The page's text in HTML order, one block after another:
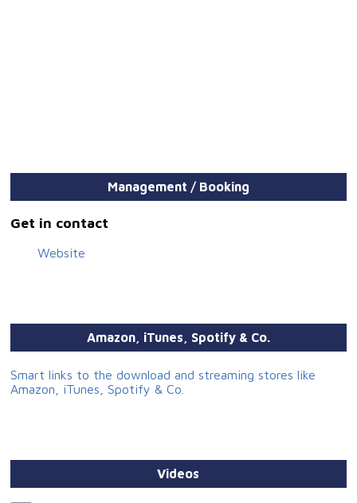
Management / Booking
Get in contact
Website
Amazon, iTunes, Spotify & Co.
Smart links to the download and streaming stores like
Amazon, iTunes, Spotify & Co.
Videos